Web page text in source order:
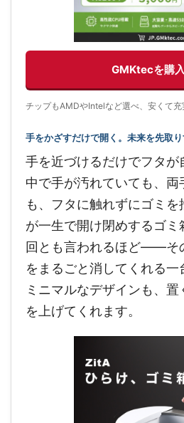
GMKtecを購
チップもAMDやIntelなど選べ、安くて充
手をかざすだけで開く。未来を先取
手を近づけるだけでフタが
中で手が汚れていても、両
も、フタに触れずにゴミを
が一生で開け閉めするゴ
回とも言われるほど——そ
をまるごと消してくれる一
ミニマルなデザインも、
を上げてくれます。